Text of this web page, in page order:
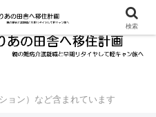
ョン）など含まれています
検索